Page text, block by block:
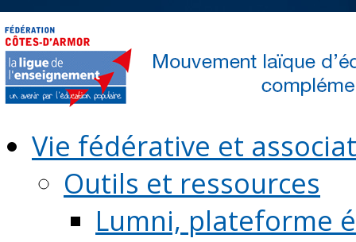
Vie fédérative et
Outils et ressources
Lumni, plateforme